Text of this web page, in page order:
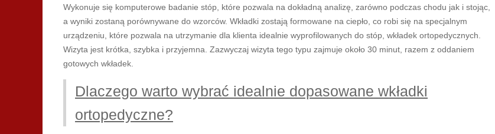
Wykonuje się komputerowe badanie stóp, które pozwala na dokładną analizę, zarówno podczas chodu jak i stojąc,
a wyniki zostaną porównywane do wzorców. Wkładki zostają formowane na ciepło, co robi się na specjalnym
urządzeniu, które pozwala na utrzymanie dla klienta idealnie wyprofilowanych do stóp, wkładek ortopedycznych.
Wizyta jest krótka, szybka i przyjemna. Zazwyczaj wizyta tego typu zajmuje około 30 minut, razem z oddaniem
gotowych wkładek.
Dlaczego warto wybrać idealnie dopasowane wkładki
ortopedyczne?